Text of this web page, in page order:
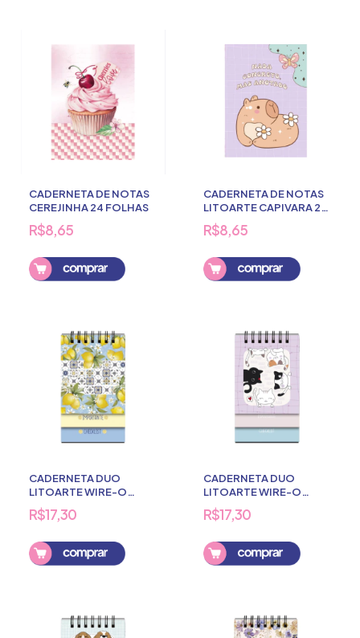
CADERNETA DE NOTAS
CEREJINHA 24 FOLHAS
R$8,65
CADERNETA DE NOTAS
LITOARTE CAPIVARA 24
FOLHAS
R$8,65
CADERNETA DUO
LITOARTE WIRE-O
LIMOES 80 FOLHAS
R$17,30
CADERNETA DUO
LITOARTE WIRE-O
GATINHO 80 FOLHAS
R$17,30